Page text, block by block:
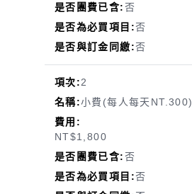
否
否
否
2
小費(每人每天NT.300)
NT$1,800
否
否